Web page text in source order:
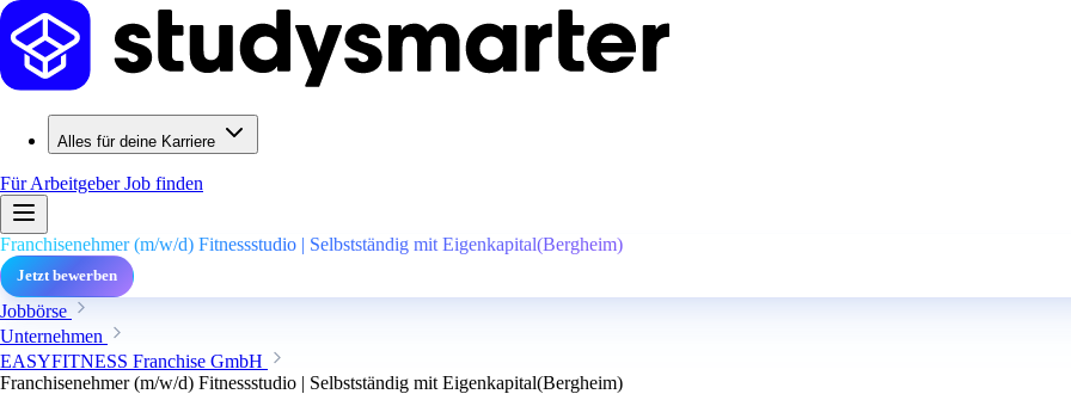
Alles für deine Karriere
Für ArbeitgeberJob finden
Franchisenehmer (m/w/d) Fitnessstudio | Selbstständig mit Eigenkapital(Bergheim)
Jetzt bewerben
Jobbörse
Unternehmen
EASYFITNESS Franchise GmbH
Franchisenehmer (m/w/d) Fitnessstudio | Selbstständig mit Eigenkapital(Bergheim)